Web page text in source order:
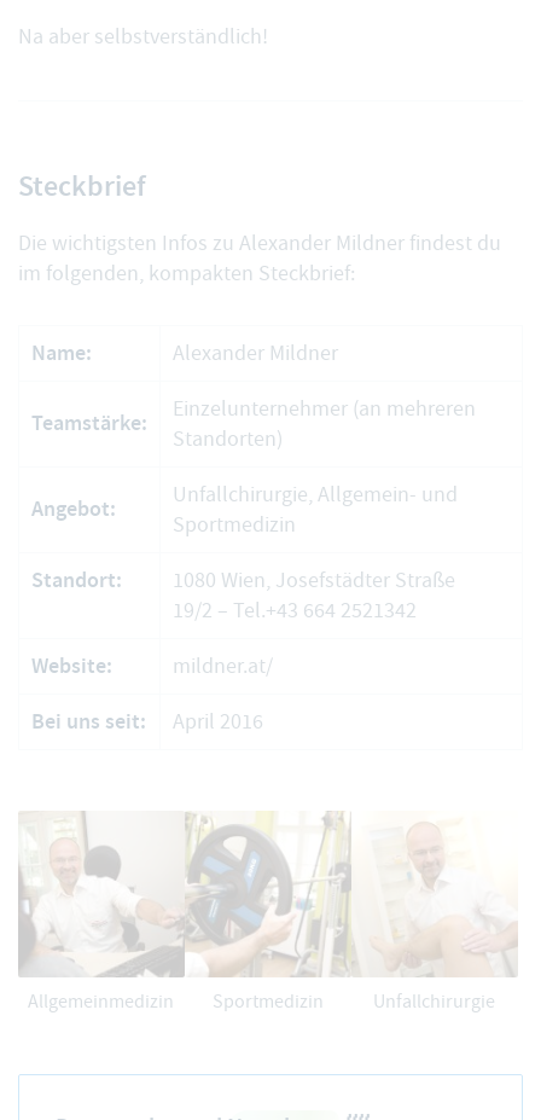
Na aber selbstverständlich!
Steckbrief
Die wichtigsten Infos zu Alexander Mildner findest du
im folgenden, kompakten Steckbrief:
Name: Alexander Mildner
Teamstärke:
Einzelunternehmer (an mehreren
Standorten)
Angebot:
Unfallchirurgie, Allgemein- und
Sportmedizin
Standort:
1080 Wien, Josefstädter Straße
19/2 – Tel.+43 664 2521342
Website: mildner.at/
Bei uns seit: April 2016
Allgemeinmedizin Sportmedizin Unfallchirurgie